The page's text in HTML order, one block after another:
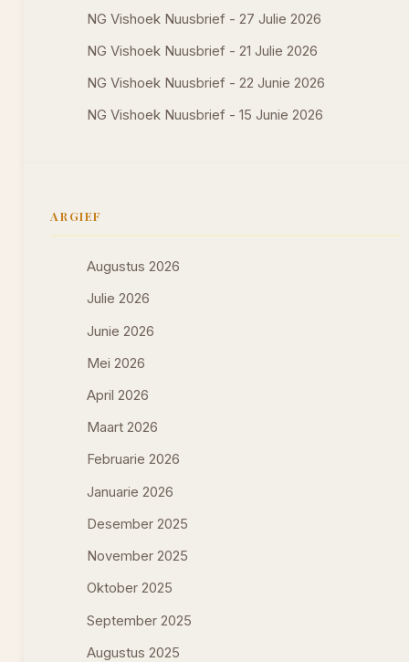
NG Vishoek Nuusbrief - 27 Julie 2026
NG Vishoek Nuusbrief - 21 Julie 2026
NG Vishoek Nuusbrief - 22 Junie 2026
NG Vishoek Nuusbrief - 15 Junie 2026
ARGIEF
Augustus 2026
Julie 2026
Junie 2026
Mei 2026
April 2026
Maart 2026
Februarie 2026
Januarie 2026
Desember 2025
November 2025
Oktober 2025
September 2025
Augustus 2025